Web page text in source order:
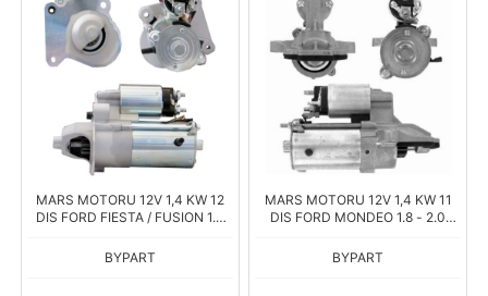
MARS MOTORU 12V 1,4 KW 12
DIS FORD FIESTA / FUSION 1.4
BYPART
MARS MOTORU 12V 1,4 KW 11
DIS FORD MONDEO 1.8 - 2.0
BYPART